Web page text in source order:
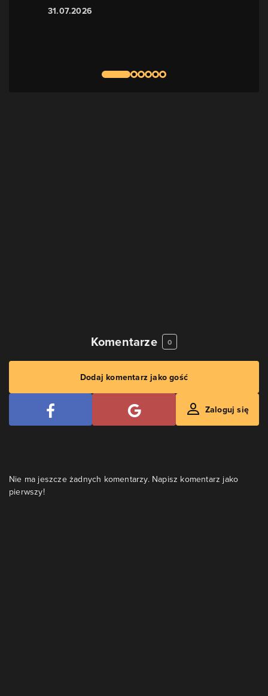
31.07.2026
Komentarze 0
Dodaj komentarz jako gość
Zaloguj się
Nie ma jeszcze żadnych komentarzy. Napisz komentarz jako
pierwszy!